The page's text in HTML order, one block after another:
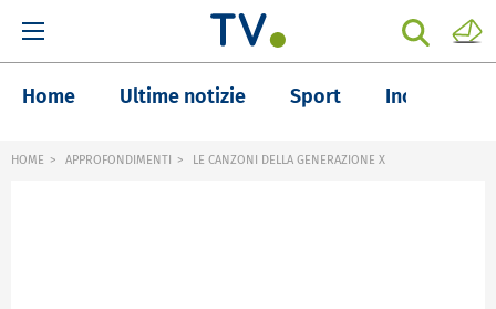
Home Ultime notizie Sport Inchieste
HOME APPROFONDIMENTI LE CANZONI DELLA GENERAZIONE X